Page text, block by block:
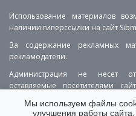
Использование материалов
наличии гиперссылки на сайт
За содержание рекламных
рекламодатели.
Администрация не несет
оставляемые посетителями
Мы используем файлы
улучшения работы